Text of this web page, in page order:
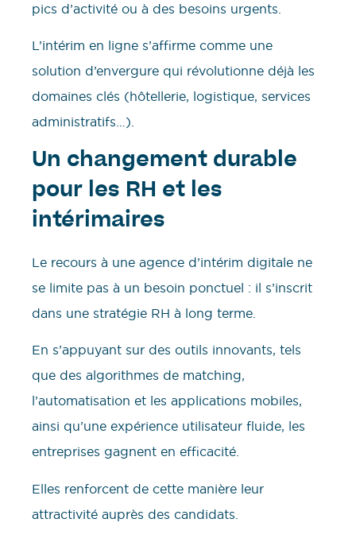
pics d’activité ou à des besoins urgents.
L’intérim en ligne s’affirme comme une
solution d’envergure qui révolutionne déjà les
domaines clés (hôtellerie, logistique, services
administratifs…).
Un changement durable
pour les RH et les
intérimaires
Le recours à une agence d’intérim digitale ne
se limite pas à un besoin ponctuel : il s’inscrit
dans une stratégie RH à long terme.
En s’appuyant sur des outils innovants, tels
que des algorithmes de matching,
l’automatisation et les applications mobiles,
ainsi qu’une expérience utilisateur fluide, les
entreprises gagnent en efficacité.
Elles renforcent de cette manière leur
attractivité auprès des candidats.